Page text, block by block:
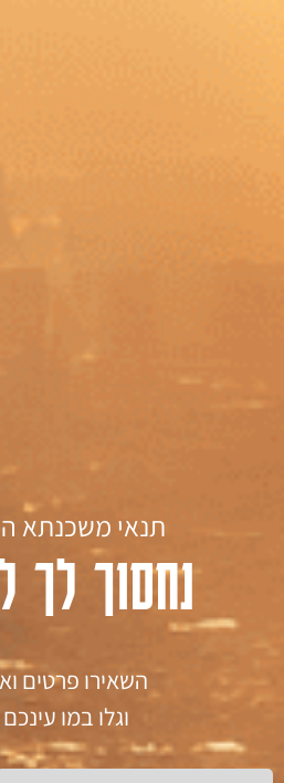
תנאי משכנתא
נחסוך לך לפחות
השאירו פרטים
וגלו במו